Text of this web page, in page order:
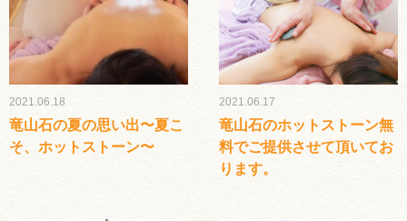
2021.06.18
竜山石の夏の思い出〜夏こ
そ、ホットストーン〜
2021.06.17
竜山石のホットストーン無
料でご提供させて頂いてお
ります。